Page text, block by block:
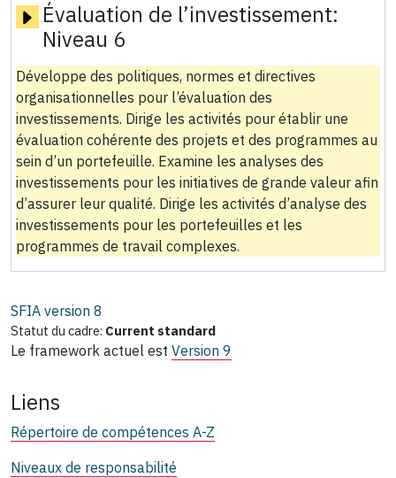
Évaluation de l’investissement:
Niveau 6
Développe des politiques, normes et directives
organisationnelles pour l’évaluation des
investissements. Dirige les activités pour établir une
évaluation cohérente des projets et des programmes au
sein d’un portefeuille. Examine les analyses des
investissements pour les initiatives de grande valeur afin
d’assurer leur qualité. Dirige les activités d’analyse des
investissements pour les portefeuilles et les
programmes de travail complexes.
SFIA version 8
Statut du cadre: Current standard
Le framework actuel est Version 9
Liens
Répertoire de compétences A-Z
Niveaux de responsabilité